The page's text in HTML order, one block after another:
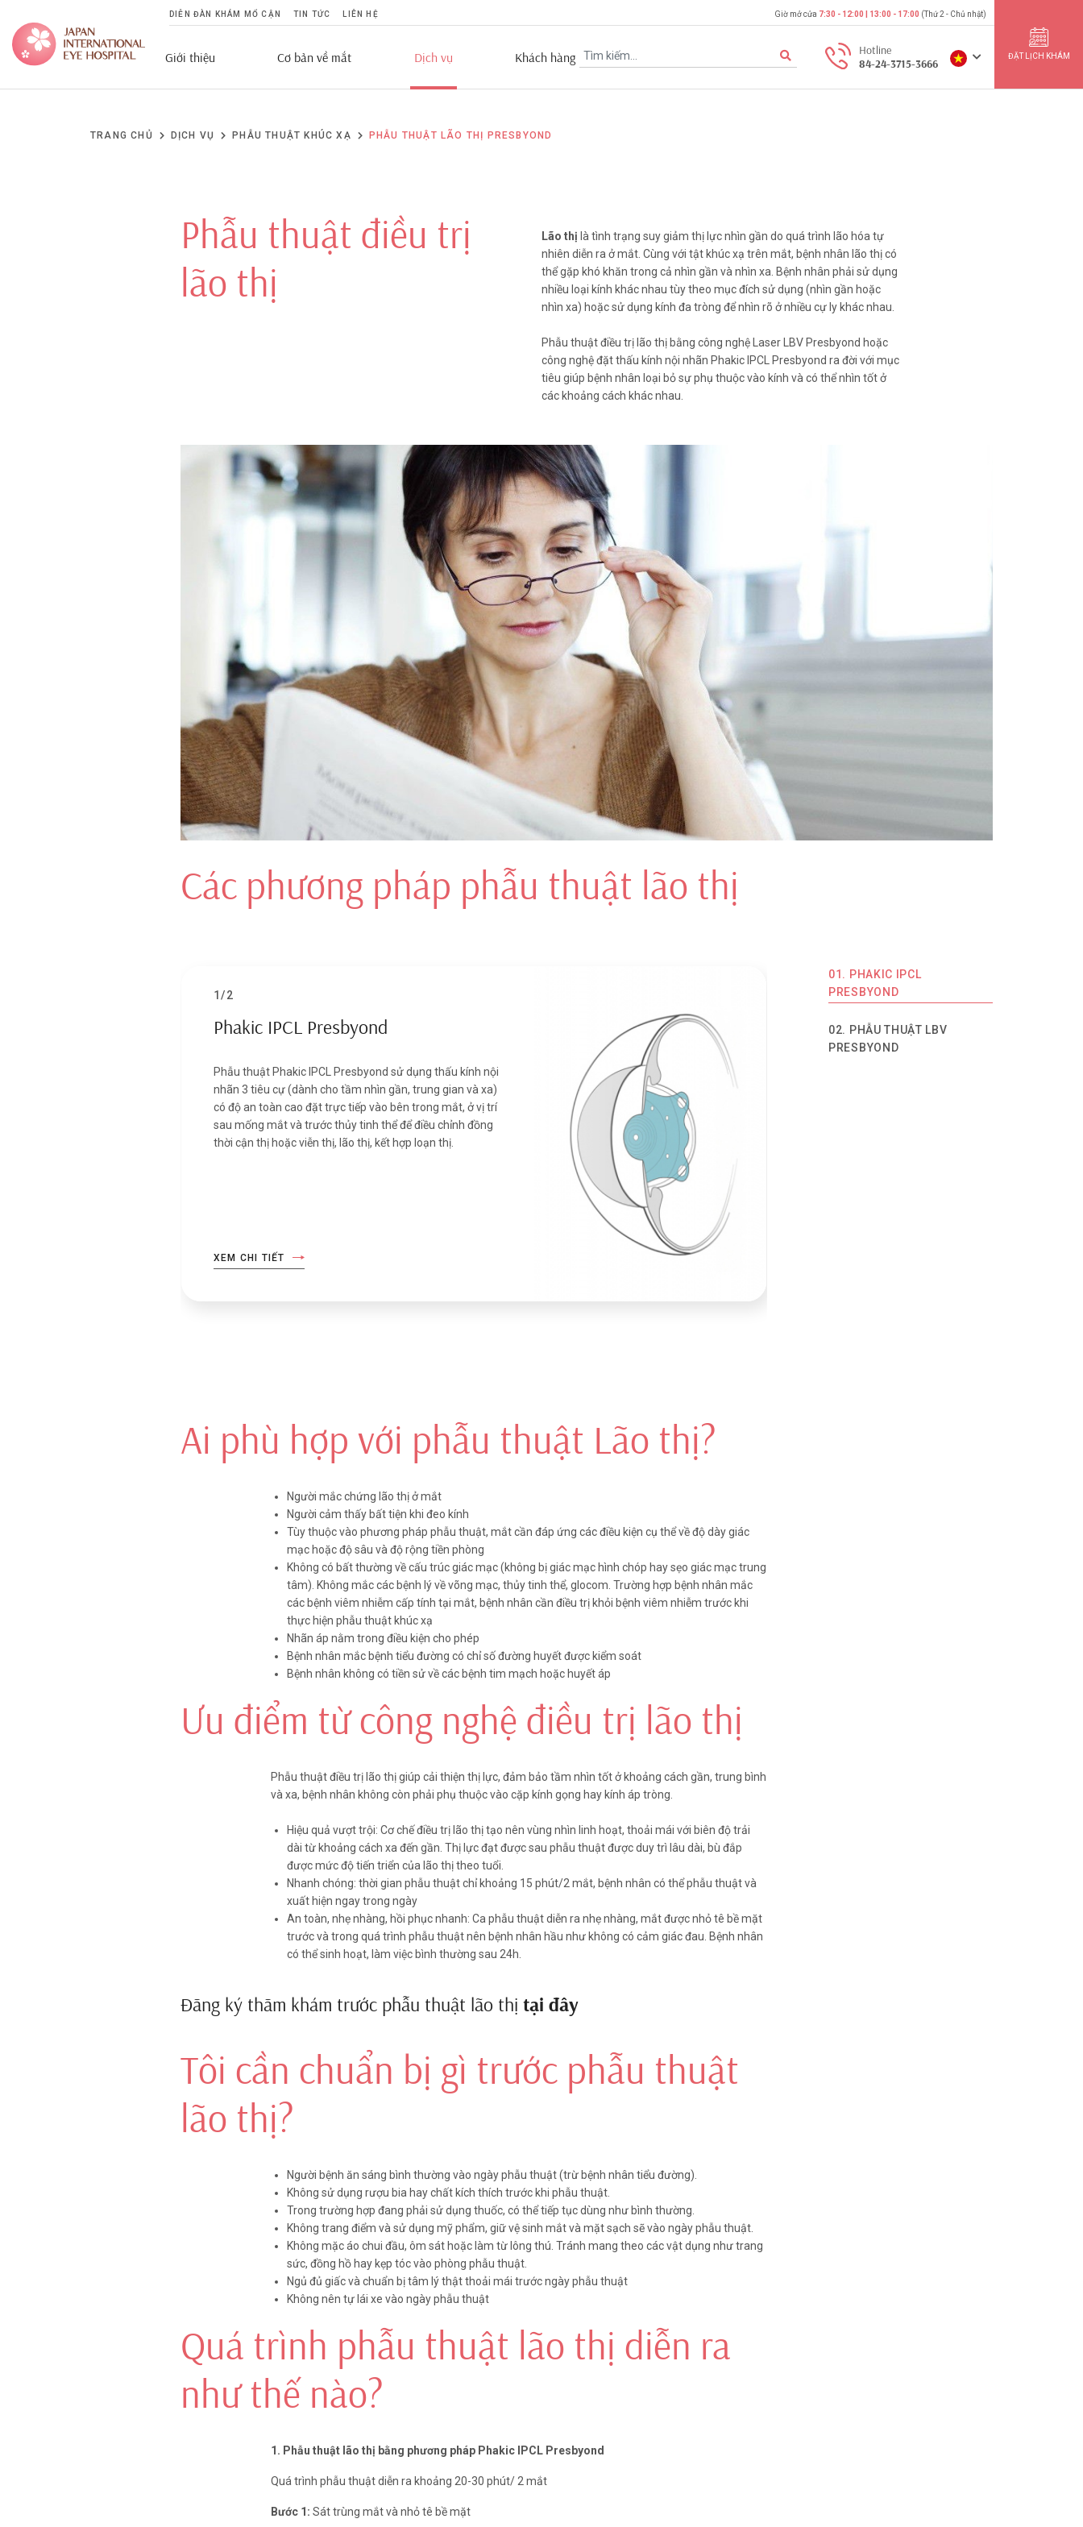
DIỄN ĐÀN KHÁM MỔ CẬN TIN TỨC LIÊN HỆ Giờ mở cửa 7:30 - 12:00 | 13:00 - 17:00 (Thứ 2 - Chủ nhật)
Giới thiệu Cơ bản về mắt Dịch vụ Khách hàng
Hotline
84-24-3715-3666
ĐẶT LỊCH KHÁM
TRANG CHỦ DỊCH VỤ PHẪU THUẬT KHÚC XẠ PHẪU THUẬT LÃO THỊ PRESBYOND
Phẫu thuật điều trị
lão thị
Lão thị là tình trạng suy giảm thị lực nhìn gần do quá trình lão hóa tự
nhiên diễn ra ở mắt. Cùng với tật khúc xạ trên mắt, bệnh nhân lão thị có
thể gặp khó khăn trong cả nhìn gần và nhìn xa. Bệnh nhân phải sử dụng
nhiều loại kính khác nhau tùy theo mục đích sử dụng (nhìn gần hoặc
nhìn xa) hoặc sử dụng kính đa tròng để nhìn rõ ở nhiều cự ly khác nhau.
Phẫu thuật điều trị lão thị bằng công nghệ Laser LBV Presbyond hoặc
công nghệ đặt thấu kính nội nhãn Phakic IPCL Presbyond ra đời với mục
tiêu giúp bệnh nhân loại bỏ sự phụ thuộc vào kính và có thể nhìn tốt ở
các khoảng cách khác nhau.
Các phương pháp phẫu thuật lão thị
Phakic IPCL Presbyond
sau mống mắt và trước thủy tinh thể để điều chỉnh đồng
thời cận thị hoặc viễn thị, lão thị, kết hợp loạn thị.
Phẫu thuật LBV Presbyond
LBV (Laser Blended Vision) là phẫu thuật điều trị lão thị
bằng công nghệ laser với cơ chế tạo vạt giác mạc và sử
dụng tia Laser Excimer chiếu đa điểm lên nhu mô giác
mạc điều chỉnh độ khúc xạ để mắt chủ đạo nhìn xa tốt và
mắt không chủ đạo nhìn gần tốt. Có hai hình thức phẫu
thuật LBV Presbyond là Femtosecond Presbyond (tạo
vạt giác mạc bằng tia Laser) và SBK Presbyond (tạo vạt
giác mạc bằng dao vi phẫu Moria SBK).
XEM CHI TIẾT
1/2
Phakic IPCL Presbyond
Phẫu thuật Phakic IPCL Presbyond sử dụng thấu kính nội
nhãn 3 tiêu cự (dành cho tầm nhìn gần, trung gian và xa)
có độ an toàn cao đặt trực tiếp vào bên trong mắt, ở vị trí
sau mống mắt và trước thủy tinh thể để điều chỉnh đồng
thời cận thị hoặc viễn thị, lão thị, kết hợp loạn thị.
XEM CHI TIẾT
LBV (Laser Blended Vision) là phẫu thuật điều trị lão thị
bằng công nghệ laser với cơ chế tạo vạt giác mạc và sử
dụng tia Laser Excimer chiếu đa điểm lên nhu mô giác
mạc điều chỉnh độ khúc xạ để mắt chủ đạo nhìn xa tốt và
mắt không chủ đạo nhìn gần tốt. Có hai hình thức phẫu
thuật LBV Presbyond là Femtosecond Presbyond (tạo
vạt giác mạc bằng tia Laser) và SBK Presbyond (tạo vạt
giác mạc bằng dao vi phẫu Moria SBK).
XEM CHI TIẾT
Phakic IPCL Presbyond
có độ an toàn cao đặt trực tiếp vào bên trong mắt, ở vị trí
2/2
Phẫu thuật LBV Presbyond
dụng tia Laser Excimer chiếu đa điểm lên nhu mô giác
mạc điều chỉnh độ khúc xạ để mắt chủ đạo nhìn xa tốt và
mắt không chủ đạo nhìn gần tốt. Có hai hình thức phẫu
thuật LBV Presbyond là Femtosecond Presbyond (tạo
01. PHAKIC IPCL
PRESBYOND
02. PHẪU THUẬT LBV
PRESBYOND
Ai phù hợp với phẫu thuật Lão thị?
Người mắc chứng lão thịở mắt
Người cảm thấy bất tiện khi đeo kính
Tùy thuộc vào phương pháp phẫu thuật, mắt cần đáp ứng các điều kiện cụ thể về độ dày giác
mạc hoặc độ sâu và độ rộng tiền phòng
Không có bất thường về cấu trúc giác mạc (không bị giác mạc hình chóp hay sẹo giác mạc trung
tâm). Không mắc các bệnh lý về võng mạc, thủy tinh thể, glocom. Trường hợp bệnh nhân mắc
các bệnh viêm nhiễm cấp tính tại mắt, bệnh nhân cần điều trị khỏi bệnh viêm nhiễm trước khi
thực hiện phẫu thuật khúc xạ
Nhãn áp nằm trong điều kiện cho phép
Bệnh nhân mắc bệnh tiểu đường có chỉ số đường huyết được kiểm soát
Bệnh nhân không có tiền sử về các bệnh tim mạch hoặc huyết áp
Ưu điểm từ công nghệ điều trị lão thị
Phẫu thuật điều trị lão thị giúp cải thiện thị lực, đảm bảo tầm nhìn tốt ở khoảng cách gần, trung bình
và xa, bệnh nhân không còn phải phụ thuộc vào cặp kính gọng hay kính áp tròng.
Hiệu quả vượt trội: Cơ chế điều trị lão thị tạo nên vùng nhìn linh hoạt, thoải mái với biên độ trải
dài từ khoảng cách xa đến gần. Thị lực đạt được sau phẫu thuật được duy trì lâu dài, bù đắp
được mức độ tiến triển của lão thị theo tuổi.
Nhanh chóng: thời gian phẫu thuật chỉ khoảng 15 phút/2 mắt, bệnh nhân có thể phẫu thuật và
xuất hiện ngay trong ngày
An toàn, nhẹ nhàng, hồi phục nhanh: Ca phẫu thuật diễn ra nhẹ nhàng, mắt được nhỏ tê bề mặt
trước và trong quá trình phẫu thuật nên bệnh nhân hầu như không có cảm giác đau. Bệnh nhân
có thể sinh hoạt, làm việc bình thường sau 24h.
tại đây
Tôi cần chuẩn bị gì trước phẫu thuật
lão thị?
Người bệnh ăn sáng bình thường vào ngày phẫu thuật (trừ bệnh nhân tiểu đường).
Không sử dụng rượu bia hay chất kích thích trước khi phẫu thuật.
Trong trường hợp đang phải sử dụng thuốc, có thể tiếp tục dùng như bình thường.
Không trang điểm và sử dụng mỹ phẩm, giữ vệ sinh mắt và mặt sạch sẽ vào ngày phẫu thuật.
Không mặc áo chui đầu, ôm sát hoặc làm từ lông thú. Tránh mang theo các vật dụng như trang
sức, đồng hồ hay kẹp tóc vào phòng phẫu thuật.
Ngủ đủ giấc và chuẩn bị tâm lý thật thoải mái trước ngày phẫu thuật
Không nên tự lái xe vào ngày phẫu thuật
Quá trình phẫu thuật lão thị diễn ra
như thế nào?
1. Phẫu thuật lão thị bằng phương pháp Phakic IPCL Presbyond
Quá trình phẫu thuật diễn ra khoảng 20-30 phút/ 2 mắt
Bước 1: Sát trùng mắt và nhỏ tê bề mặt